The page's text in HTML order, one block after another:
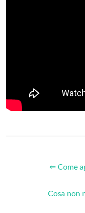
⇐ Come
Cosa non